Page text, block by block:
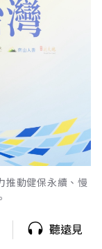
推動健保永續、慢
聽遠見